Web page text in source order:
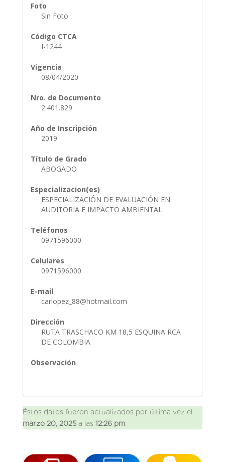
Foto
Sin Foto.
Código CTCA
I-1244
Vigencia
08/04/2020
Nro. de Documento
2.401.829
Año de Inscripción
2019
Título de Grado
ABOGADO
Especializacion(es)
ESPECIALIZACIÓN DE EVALUACIÓN EN
AUDITORIA E IMPACTO AMBIENTAL
Teléfonos
0971596000
Celulares
0971596000
E-mail
carlopez_88@hotmail.com
Dirección
RUTA TRASCHACO KM 18,5 ESQUINA RCA
DE COLOMBIA
Observación
Éstos datos fueron actualizados por última vez el
marzo 20, 2025a las 12:26 pm.